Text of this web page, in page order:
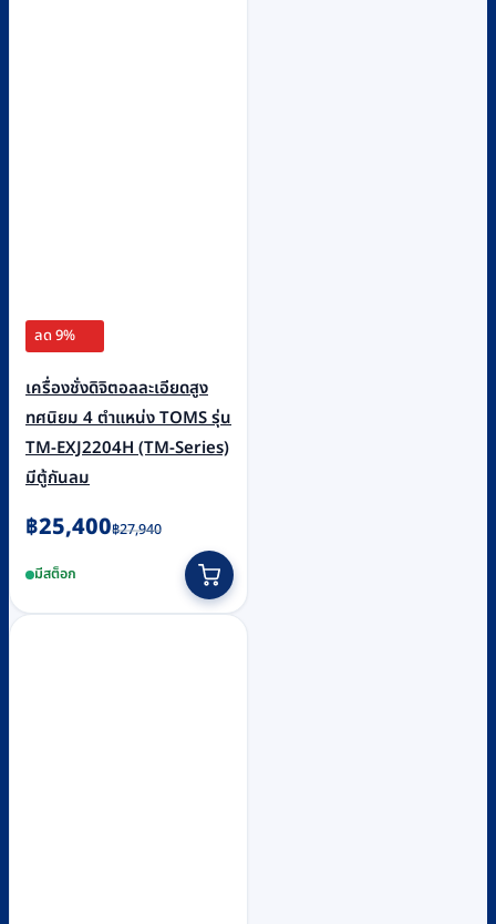
ลด 9%
เครื่องชั่งดิจิตอลละเอียดสูง
ทศนิยม 4 ตำแหน่ง TOMS รุ่น
TM-EXJ2204H (TM-Series)
มีตู้กันลม
฿27,940
Original
was:
฿27,940.
฿25,400
Current
is:
฿25,400.
มีสต็อก